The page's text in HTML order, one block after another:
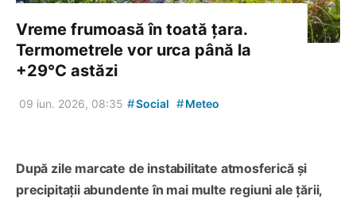
Vreme frumoasă în toată țara.
Termometrele vor urca până la
+29°C astăzi
09 iun. 2026, 08:35 #Social #Meteo
După zile marcate de instabilitate atmosferică și
precipitații abundente în mai multe regiuni ale țării,